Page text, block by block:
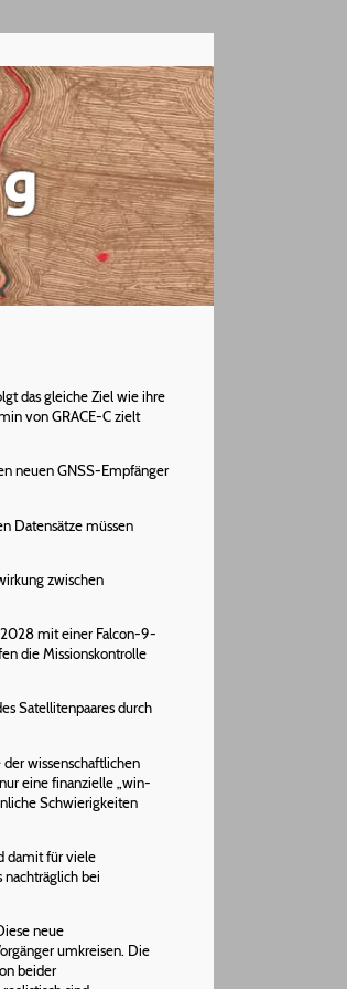
das gleiche Ziel wie ihre
von GRACE-C zielt
neuen GNSS-Empfänger
Datensätze müssen
zwischen
2028 mit einer Falcon-9-
die Missionskontrolle
Satellitenpaares durch
wissenschaftlichen
eine finanzielle „win-
Schwierigkeiten
damit für viele
bei
neue
umkreisen. Die
beider